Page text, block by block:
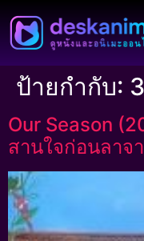
ป้ายกำกับ:
Our Season
สานใจก่อนลาจ